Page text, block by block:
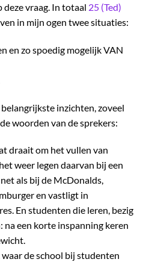
deze vraag. In totaal 25 (Ted)
in mijn ogen twee situaties:
en zo spoedig mogelijk VAN
inzichten, zoveel
woorden van de sprekers:
draait om het vullen van
weer legen daarvan bij een
als bij de McDonalds,
en vastligt in
En studenten die leren, bezig
na een korte inspanning keren
de school bij studenten